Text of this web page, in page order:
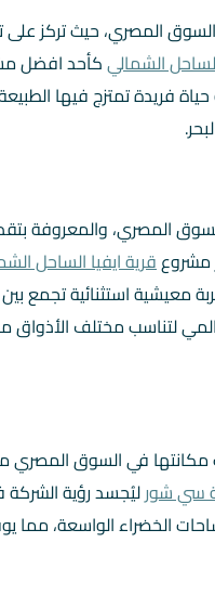
المصري، حيث تركز
الشماليكأحد افضل
فريدة تمتزج فيها
المصري، والمعروفة
مشروعقرية ايفيا الساحل
استثنائية تجمع بين
لتناسب مختلف
مكانتها في السوق
سي شورليُجسد رؤية
الخضراء الواسعة، مما